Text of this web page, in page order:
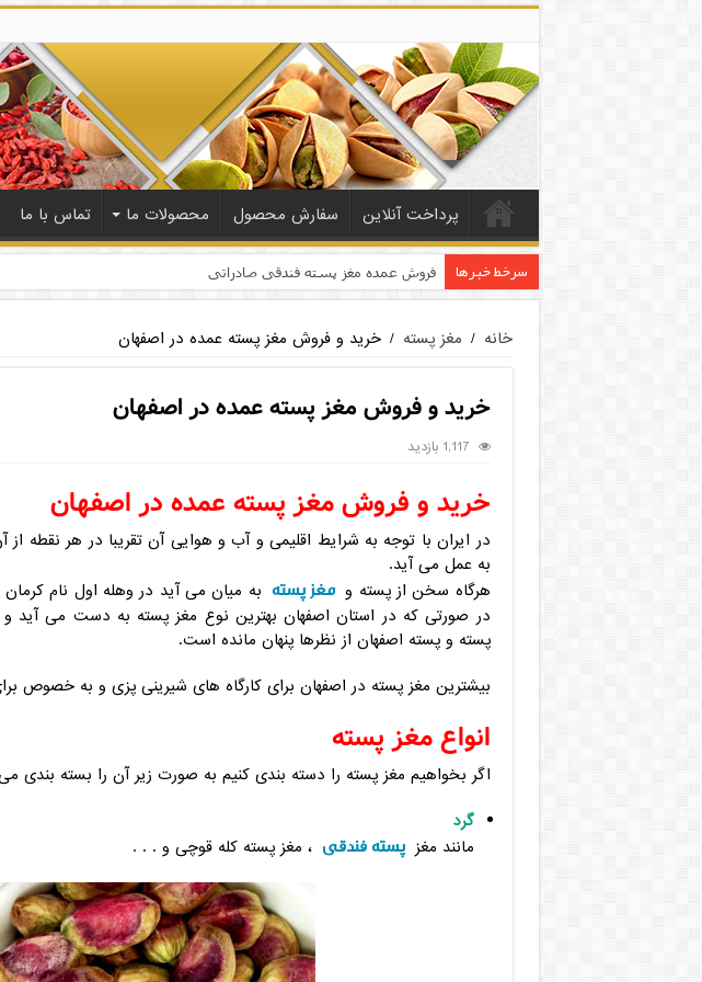
پرداخت آنلاین سفارش محصول محصولات ما تماس با ما
سرخط خبرها
خانه / مغز پسته / خرید و فروش مغز پسته عمده در اصفهان
خرید و فروش مغز پسته عمده در اصفهان
1,117 بازدید
خرید و فروش مغز پسته عمده در اصفهان
در ایران با توجه به شرایط اقلیمی و آب و هوایی آن تقریبا در هر نقطه
به عمل می آید.
هرگاه سخن از پسته و مغز پسته به میان می آید در وهله اول نام
در صورتی که در استان اصفهان بهترین نوع مغز پسته به دست می آید و
پسته و پسته اصفهان از نظرها پنهان مانده است.
بیشترین مغز پسته در اصفهان برای کارگاه های شیرینی پزی و به خصوص
انواع مغز پسته
اگر بخواهیم مغز پسته را دسته بندی کنیم به صورت زیر آن را بسته بندی
گرد
مانند مغز پسته فندقی ، مغز پسته کله قوچی و . . .